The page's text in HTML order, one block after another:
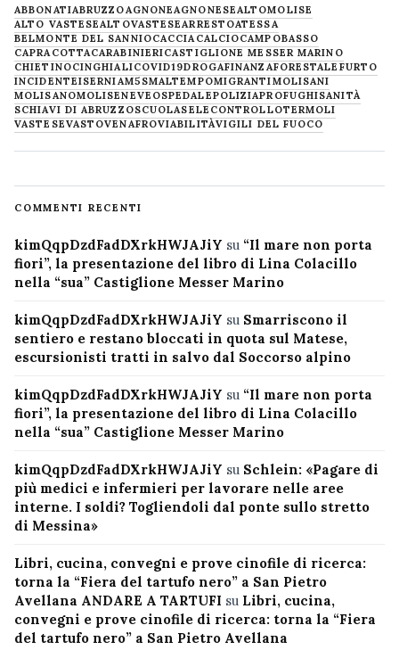
ABBONATIABRUZZOAGNONEAGNONESEALTOMOLISE
ALTO VASTESEALTOVASTESEARRESTOATESSA
BELMONTE DEL SANNIOCACCIACALCIOCAMPOBASSO
CAPRACOTTACARABINIERICASTIGLIONE MESSER MARINO
CHIETINOCINGHIALICOVID19DROGAFINANZAFORESTALE FURTO
INCIDENTEISERNIAM5SMALTEMPOMIGRANTIMOLISANI
MOLISANOMOLISENEVE OSPEDALEPOLIZIAPROFUGHISANITÀ
SCHIAVI DI ABRUZZOSCUOLASELECONTROLLOTERMOLI
VASTESEVASTOVENAFROVIABILITÀVIGILI DEL FUOCO
COMMENTI RECENTI
kimQqpDzdFadDXrkHWJAJiY su “Il mare non porta
fiori”, la presentazione del libro di Lina Colacillo
nella “sua” Castiglione Messer Marino
kimQqpDzdFadDXrkHWJAJiY su Smarriscono il
sentiero e restano bloccati in quota sul Matese,
escursionisti tratti in salvo dal Soccorso alpino
kimQqpDzdFadDXrkHWJAJiY su “Il mare non porta
fiori”, la presentazione del libro di Lina Colacillo
nella “sua” Castiglione Messer Marino
kimQqpDzdFadDXrkHWJAJiY su Schlein: «Pagare di
più medici e infermieri per lavorare nelle aree
interne. I soldi? Togliendoli dal ponte sullo stretto
di Messina»
Libri, cucina, convegni e prove cinofile di ricerca:
torna la “Fiera del tartufo nero” a San Pietro
Avellana ANDARE A TARTUFI su Libri, cucina,
convegni e prove cinofile di ricerca: torna la “Fiera
del tartufo nero” a San Pietro Avellana